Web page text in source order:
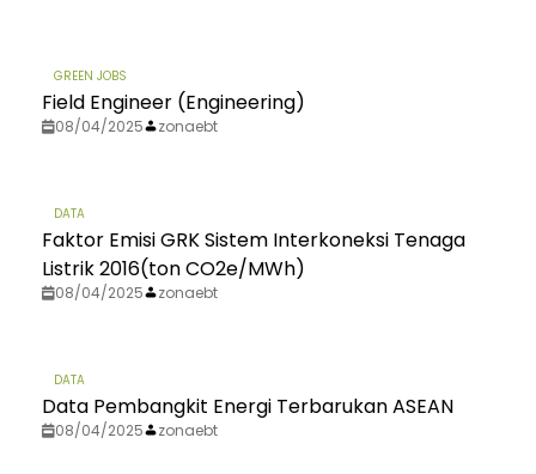
GREEN JOBS
Field Engineer (Engineering)
08/04/2025 zonaebt
DATA
Faktor Emisi GRK Sistem Interkoneksi Tenaga
Listrik 2016(ton CO2e/MWh)
08/04/2025 zonaebt
DATA
Data Pembangkit Energi Terbarukan ASEAN
08/04/2025 zonaebt